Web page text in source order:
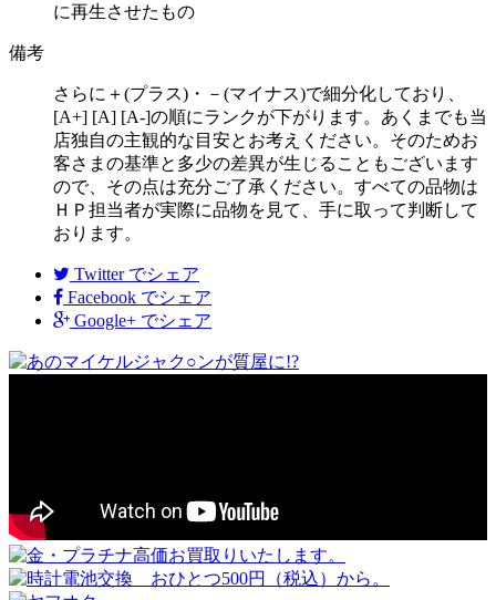
に再生させたもの
備考
さらに＋(プラス)・－(マイナス)で細分化しており、
[A+] [A] [A-]の順にランクが下がります。あくまでも当
店独自の主観的な目安とお考えください。そのためお
客さまの基準と多少の差異が生じることもございます
ので、その点は充分ご了承ください。すべての品物は
ＨＰ担当者が実際に品物を見て、手に取って判断して
おります。
Twitter でシェア
Facebook でシェア
Google+ でシェア